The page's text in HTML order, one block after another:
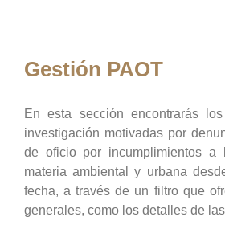
Gestión PAOT
En esta sección encontrarás
investigación motivadas por
de oficio por incumplimientos a
materia ambiental y urbana
fecha, a través de un filtro que
generales, como los detalles de